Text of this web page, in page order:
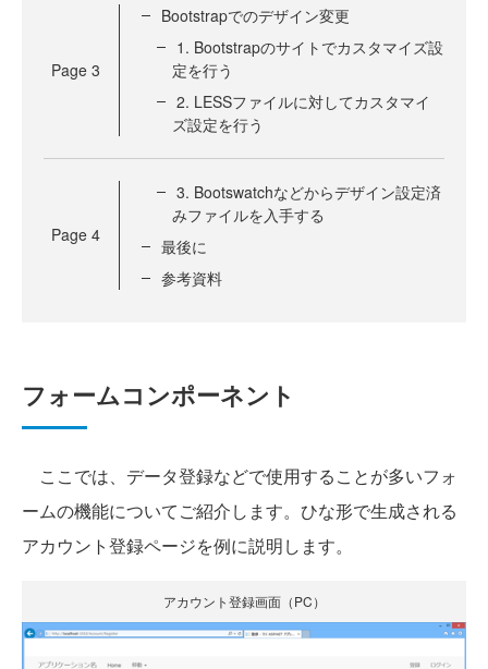
Page 3
Bootstrapでのデザイン変更
1. Bootstrapのサイトでカスタマイズ設
定を行う
2. LESSファイルに対してカスタマイ
ズ設定を行う
Page 4
3. Bootswatchなどからデザイン設定済
みファイルを入手する
最後に
参考資料
フォームコンポーネント
ここでは、データ登録などで使用することが多いフォ
ームの機能についてご紹介します。ひな形で生成される
アカウント登録ページを例に説明します。
アカウント登録画面（PC）